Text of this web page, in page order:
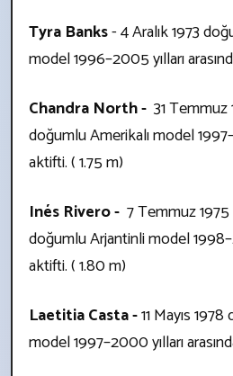
Tyra Banks- 4 Aralık 1973
model 1996–2005 yılları
Chandra North - 31 Temmuz
doğumlu Amerikalı model
aktifti. ( 1.75 m)
Inés Rivero - 7 Temmuz 1975
doğumlu Arjantinli model
aktifti. ( 1.80 m)
Laetitia Casta -11 Mayıs
model1997–2000 yılları